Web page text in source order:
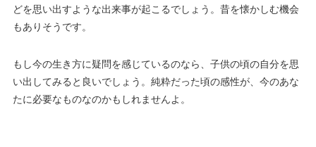
どを思い出すような出来事が起こるでしょう。昔を懐かしむ機会
もありそうです。
もし今の生き方に疑問を感じているのなら、子供の頃の自分を思
い出してみると良いでしょう。純粋だった頃の感性が、今のあな
たに必要なものなのかもしれませんよ。